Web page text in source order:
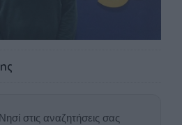
στις αναζητήσεις σας